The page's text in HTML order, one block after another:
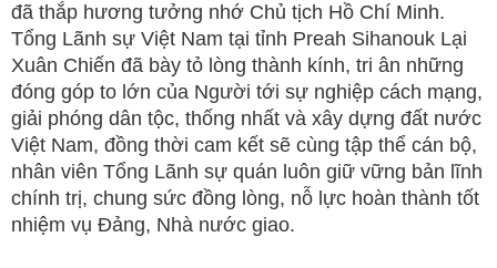
đã thắp hương tưởng nhớ Chủ tịch Hồ Chí Minh.
Tổng Lãnh sự Việt Nam tại tỉnh Preah Sihanouk Lại
Xuân Chiến đã bày tỏ lòng thành kính, tri ân những
đóng góp to lớn của Người tới sự nghiệp cách mạng,
giải phóng dân tộc, thống nhất và xây dựng đất nước
Việt Nam, đồng thời cam kết sẽ cùng tập thể cán bộ,
nhân viên Tổng Lãnh sự quán luôn giữ vững bản lĩnh
chính trị, chung sức đồng lòng, nỗ lực hoàn thành tốt
nhiệm vụ Đảng, Nhà nước giao.